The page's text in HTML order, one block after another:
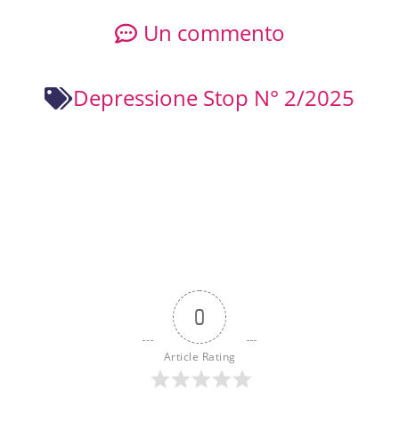
Un commento
Depressione Stop N° 2/2025
0
Article Rating